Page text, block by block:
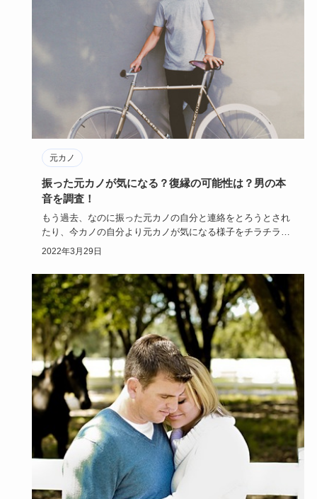
元カノ
振った元カノが気になる？復縁の可能性は？男の本
音を調査！
もう過去、なのに振った元カノの自分と連絡をとろうとされ
たり、今カノの自分より元カノが気になる様子をチラチラさ
れたりのカレに…
2022年3月29日